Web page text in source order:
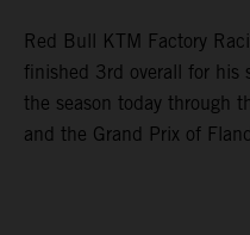
Red Bull KTM Factory
finished 3rd overall for his
the season today through
and the Grand Prix of